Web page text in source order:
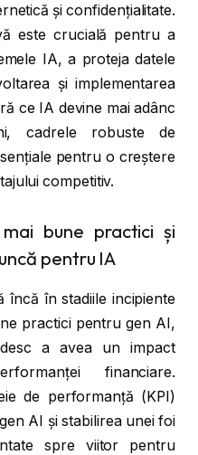
și confidențialitate.
este crucială pentru a
IA, a proteja datele
și implementarea
ce IA devine mai adânc
cadrele robuste de
pentru o creștere
competitiv.
bune practici și
pentru IA
încă în stadiile incipiente
practici pentru gen AI,
a avea un impact
financiare.
de performanță (KPI)
AI și stabilirea unei foi
spre viitor pentru